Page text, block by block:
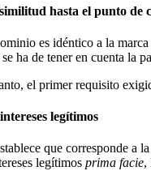
hasta el punto de
es idéntico a la
ha de tener en cuenta la
el primer requisito
legítimos
que corresponde a
legítimos prima facie,